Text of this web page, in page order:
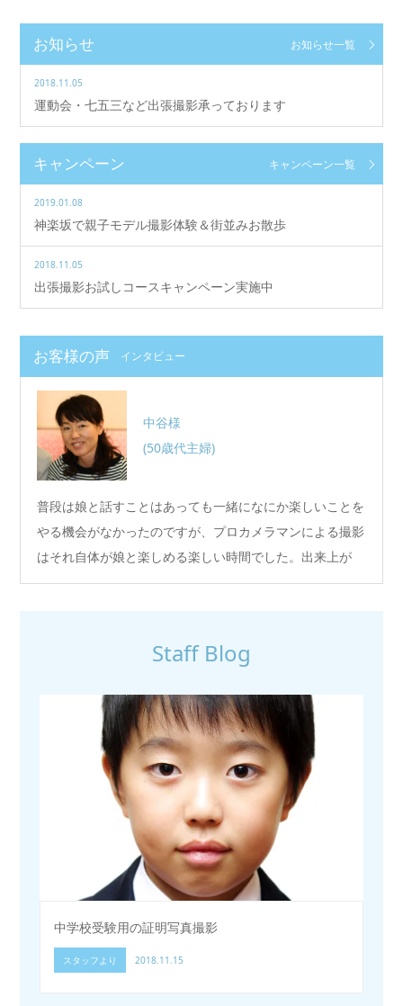
お知らせ お知らせ一覧
2018.11.05
運動会・七五三など出張撮影承っております
キャンペーン キャンペーン一覧
2019.01.08
神楽坂で親子モデル撮影体験＆街並みお散歩
2018.11.05
出張撮影お試しコースキャンペーン実施中
お客様の声 インタビュー
中谷様
(50歳代主婦)
普段は娘と話すことはあっても一緒になにか楽しいことを
やる機会がなかったのですが、プロカメラマンによる撮影
はそれ自体が娘と楽しめる楽しい時間でした。出来上が
り…
Staff Blog
中学校受験用の証明写真撮影
スタッフより 2018.11.15